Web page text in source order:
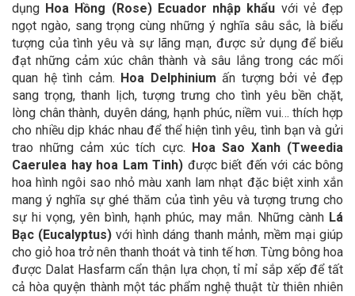
dụng Hoa Hồng (Rose) Ecuador nhập khẩu với vẻ đẹp
ngọt ngào, sang trọng cùng những ý nghĩa sâu sắc, là biểu
tượng của tình yêu và sự lãng mạn, được sử dụng để biểu
đạt những cảm xúc chân thành và sâu lắng trong các mối
quan hệ tình cảm. Hoa Delphinium ấn tượng bởi vẻ đẹp
sang trọng, thanh lịch, tượng trưng cho tình yêu bền chặt,
lòng chân thành, duyên dáng, hạnh phúc, niềm vui… thích hợp
cho nhiều dịp khác nhau để thể hiện tình yêu, tình bạn và gửi
trao những cảm xúc tích cực. Hoa Sao Xanh (Tweedia
Caerulea hay hoa Lam Tinh) được biết đến với các bông
hoa hình ngôi sao nhỏ màu xanh lam nhạt đặc biệt xinh xắn
mang ý nghĩa sự ghé thăm của tình yêu và tượng trưng cho
sự hi vọng, yên bình, hạnh phúc, may mắn. Những cành Lá
Bạc (Eucalyptus) với hình dáng thanh mảnh, mềm mại giúp
cho giỏ hoa trở nên thanh thoát và tinh tế hơn. Từng bông hoa
được Dalat Hasfarm cẩn thận lựa chọn, tỉ mỉ sắp xếp để tất
cả hòa quyện thành một tác phẩm nghệ thuật từ thiên nhiên